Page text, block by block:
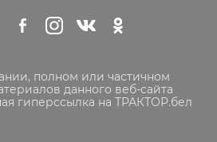
полном или частичном
данного веб-сайта
гиперссылка на ТРАКТОР.бел